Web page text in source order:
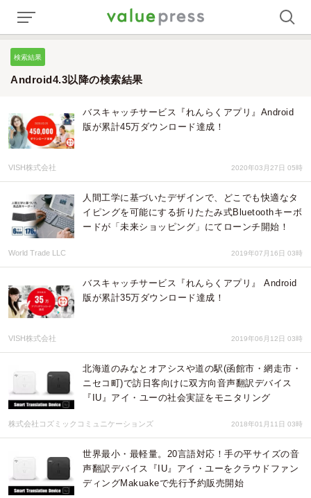
検索結果
Android4.3以降の検索結果
バスキャッチサービス『れんらくアプリ』Android
版が累計45万ダウンロード達成！
VISH株式会社 2020年03月27日 05時
人間工学に基づいたデザインで、どこでも快適なタ
イピングを可能にする折りたたみ式Bluetoothキーボ
ードが「未来ショッピング」にてローンチ開始！
World Trade LLC 2019年07月16日 03時
バスキャッチサービス『れんらくアプリ』 Android
版が累計35万ダウンロード達成！
VISH株式会社 2019年06月12日 03時
北海道のみなとオアシスや道の駅(函館市・網走市・
ニセコ町)で訪日客向けに双方向音声翻訳デバイス
『IU』アイ・ユーの社会実証をモニタリング
株式会社コズミックコミュニケーションズ 2018年01月11日 03時
世界最小・最軽量。20言語対応！手の平サイズの音
声翻訳デバイス『IU』アイ・ユーをクラウドファン
ディングMakuakeで先行予約販売開始